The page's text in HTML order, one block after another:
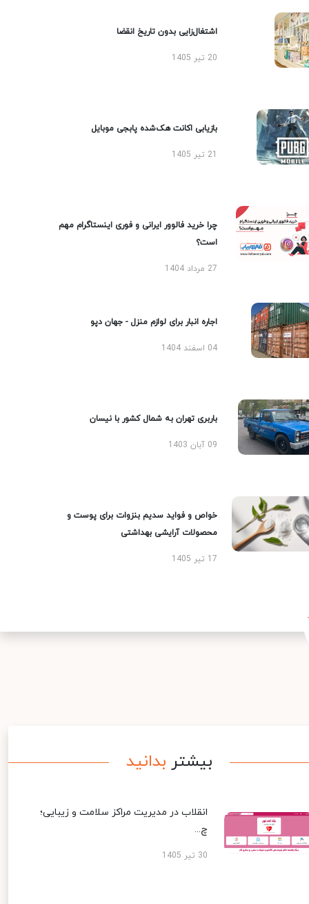
اشتغال‌زایی بدون تاریخ انقضا
20 تیر 1405
بازیابی اکانت هک‌شده پابجی موبایل
چرا خرید فالوور ایرانی و فوری اینستاگرام مهم
است؟
27 مرداد 1404
اجاره انبار برای لوازم منزل - جهان دپو
04 اسفند 1404
باربری تهران به شمال کشور با نیسان
09 آبان 1403
خواص و فواید سدیم بنزوات برای پوست و
محصولات آرایشی بهداشتی
17 تیر 1405
بیشتر بدانید
انقلاب در مدیریت مراکز سلامت و زیبایی؛
چ...
30 تیر 1405